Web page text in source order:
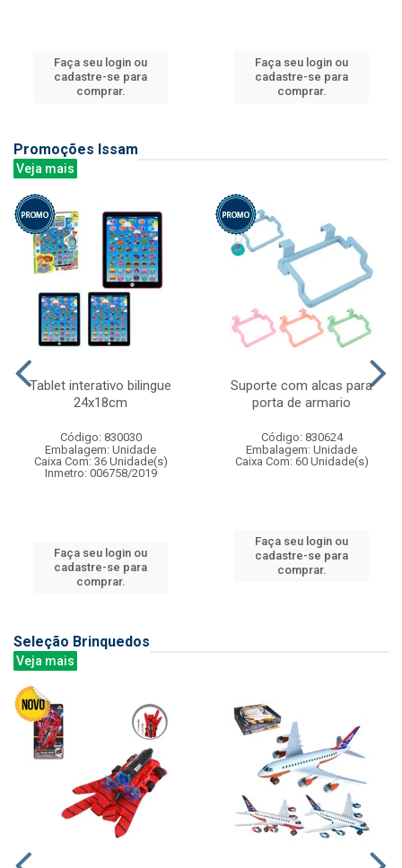
Faça seu login ou
cadastre-se para
comprar.
Faça seu login ou
cadastre-se para
comprar.
Promoções Issam
Veja mais
Tablet interativo bilingue
24x18cm
Código: 830030
Embalagem: Unidade
Caixa Com: 36 Unidade(s)
Inmetro: 006758/2019
Faça seu login ou
cadastre-se para
comprar.
Suporte com alcas para
porta de armario
Código: 830624
Embalagem: Unidade
Caixa Com: 60 Unidade(s)
Faça seu login ou
cadastre-se para
comprar.
Seleção Brinquedos
Veja mais